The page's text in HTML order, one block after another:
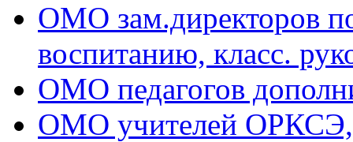
ОМО зам.директоров
воспитанию, класс.
ОМО педагогов
ОМО учителей